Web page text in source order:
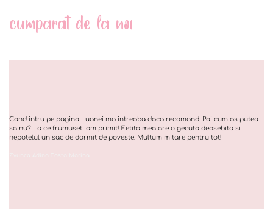
cumparat de la noi
Cand intru pe pagina Luanei ma intreaba daca recomand. Pai cum as putea
sa nu? La ce frumuseti am primit! Fetita mea are o gecuta deosebita si
nepotelul un sac de dormit de poveste. Multumim tare pentru tot!